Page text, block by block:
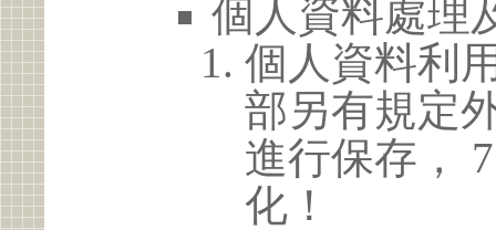
個人資料處理
個人資料利
部另有規定
進行保存，
化！